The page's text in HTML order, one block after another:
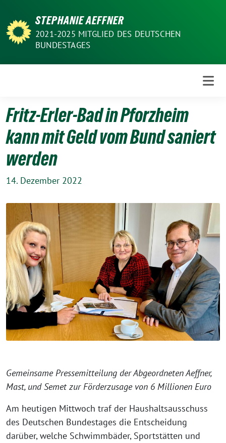
zum
Inhalt
STEPHANIE AEFFNER
2021-2025 MITGLIED DES DEUTSCHEN
BUNDESTAGES
Fritz-Erler-Bad in Pforzheim
kann mit Geld vom Bund saniert
werden
14. Dezember 2022
Gemeinsame Pressemitteilung der Abgeordneten Aeffner,
Mast, und Semet zur Förderzusage von 6 Millionen Euro
Am heutigen Mittwoch traf der Haushaltsausschuss
des Deutschen Bundestages die Entscheidung
darüber, welche Schwimmbäder, Sportstätten und